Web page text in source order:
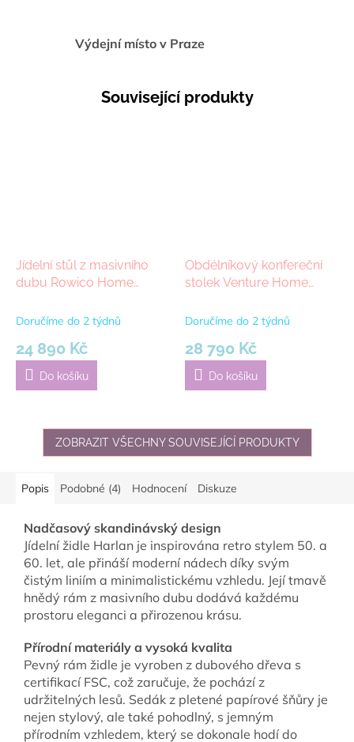
Výdejní místo v Praze
Související produkty
Jídelní stůl z masivního
dubu Rowico Home
dub, přírodní
Doručíme do 2 týdnů
24 890 Kč
Do košíku
Obdélníkový konfereční
stolek Venture Home
Doručíme do 2 týdnů
28 790 Kč
Do košíku
ZOBRAZIT VŠECHNY SOUVISEJÍCÍ PRODUKTY
Popis Podobné (4) Hodnocení Diskuze
Nadčasový skandinávský design
Jídelní židle Harlan je inspirována retro stylem 50. a
60. let, ale přináší moderní nádech díky svým
čistým liniím a minimalistickému vzhledu. Její tmavě
hnědý rám z masivního dubu dodává každému
prostoru eleganci a přirozenou krásu.
Přírodní materiály a vysoká kvalita
Pevný rám židle je vyroben z dubového dřeva s
certifikací FSC, což zaručuje, že pochází z
udržitelných lesů. Sedák z pletené papírové šňůry je
nejen stylový, ale také pohodlný, s jemným
přírodním vzhledem, který se dokonale hodí do